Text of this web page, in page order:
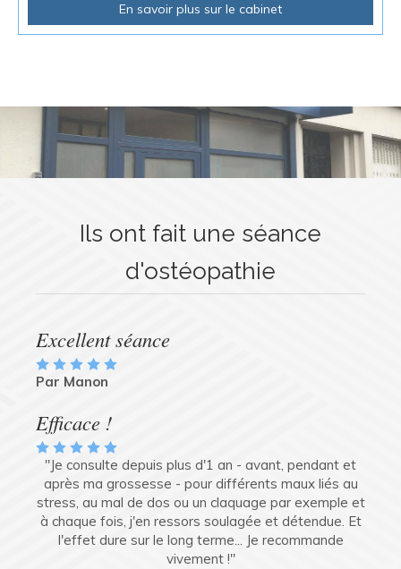
En savoir plus sur le cabinet
Ils ont fait une séance
d'ostéopathie
Excellent séance
Par Manon
Efficace !
"Je consulte depuis plus d'1 an - avant, pendant et
après ma grossesse - pour différents maux liés au
stress, au mal de dos ou un claquage par exemple et
à chaque fois, j'en ressors soulagée et détendue. Et
l'effet dure sur le long terme... Je recommande
vivement !"